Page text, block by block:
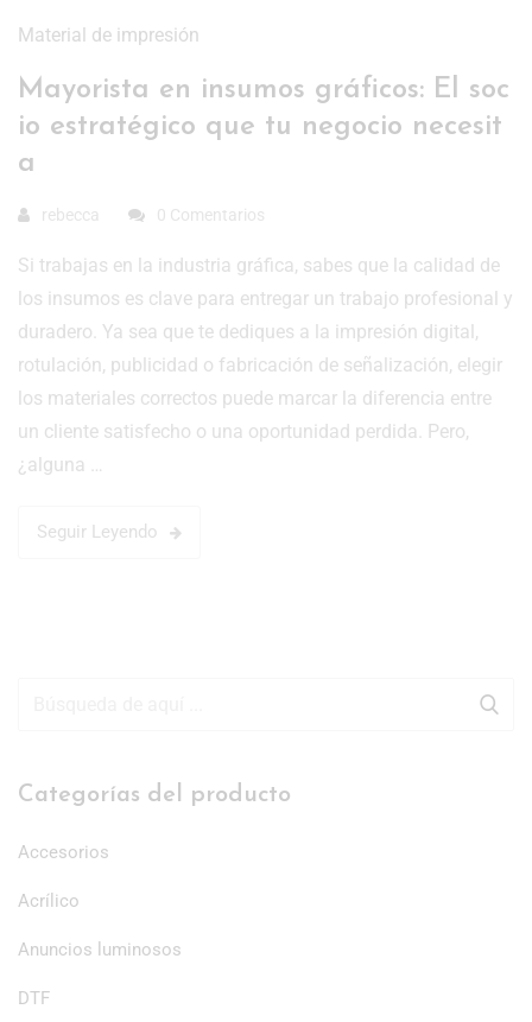
Material de impresión
Mayorista en insumos gráficos: El soc
io estratégico que tu negocio necesit
a
rebecca 0 Comentarios
Si trabajas en la industria gráfica, sabes que la calidad de
los insumos es clave para entregar un trabajo profesional y
duradero. Ya sea que te dediques a la impresión digital,
rotulación, publicidad o fabricación de señalización, elegir
los materiales correctos puede marcar la diferencia entre
un cliente satisfecho o una oportunidad perdida. Pero,
¿alguna …
Seguir Leyendo
Categorías del producto
Accesorios
Acrílico
Anuncios luminosos
DTF